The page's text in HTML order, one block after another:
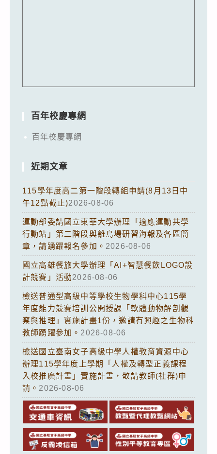
百年校慶專網
百年校慶專網
近期文章
115學年度高二第一階段轉組申請(8月13日中
午12點截止)2026-08-06
運動部委請國立東華大學辦理「適應運動共學
行動站」第二階段與離島場研習海報及各區簡
章，請踴躍報名參加。 2026-08-06
國立高雄餐旅大學辦理「AI+智慧餐飲LOGO設
計競賽」活動2026-08-06
檢送普通型高級中等學校生物學科中心115學
年度能力競賽培訓公開授課「軟體動物解剖觀
察與推理」實施計畫1份，邀請有興趣之生物科
教師踴躍參加。 2026-08-06
檢送國立臺南女子高級中學人權教育資源中心
辦理115學年度上學期「人權及轉型正義課程
入校推廣計畫」實施計畫，敬請教師(社群)申
請。 2026-08-06